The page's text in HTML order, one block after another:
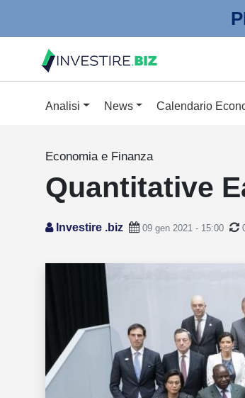
Analisi News Calendario
Economia e Finanza
Quantitative
Investire .biz 09 gen 2021 - 15:00